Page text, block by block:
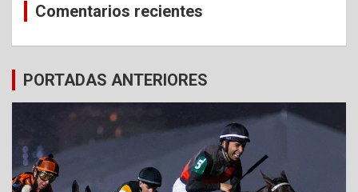
Comentarios recientes
PORTADAS ANTERIORES